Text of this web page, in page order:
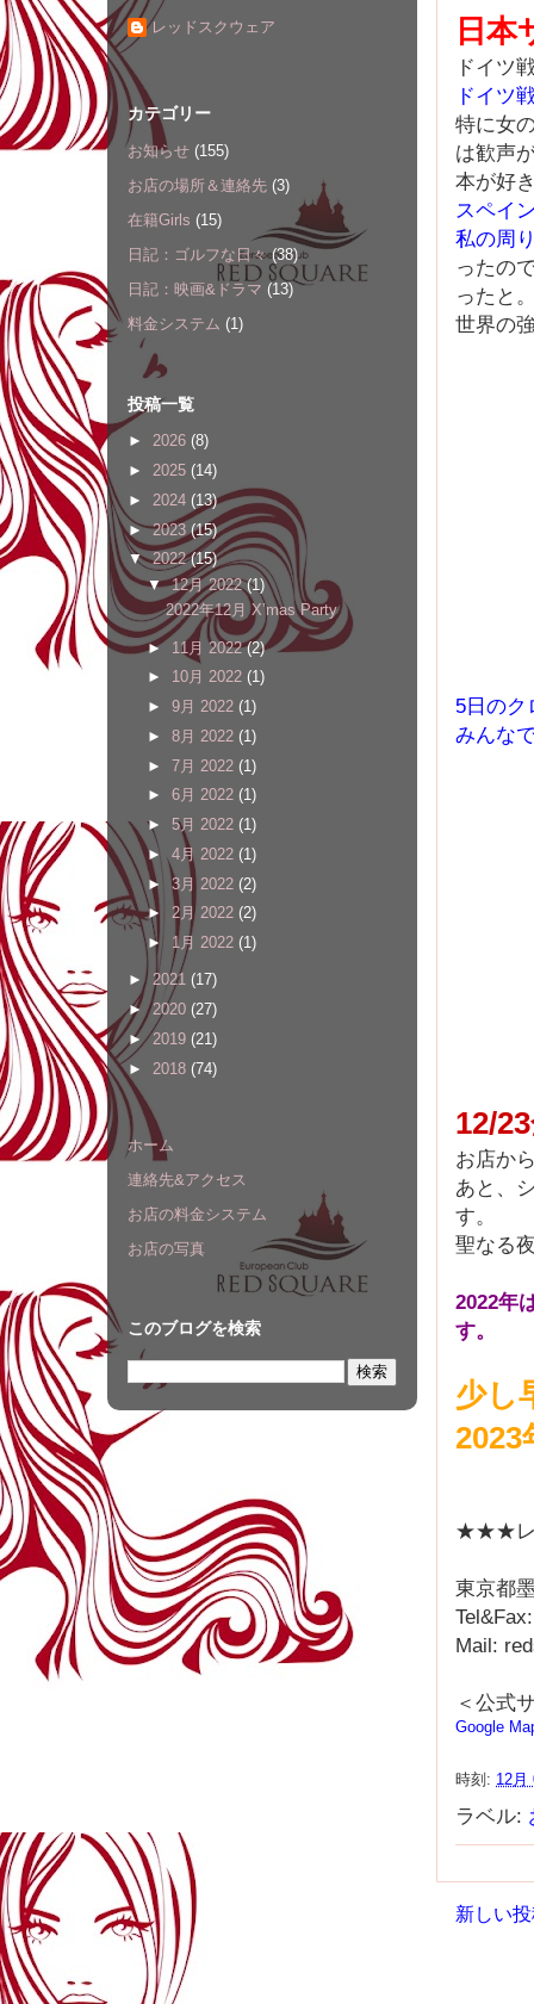
日本
ドイツ
ドイツ
特に女
は歓声
本が好
スペイ
私の周
ったの
ったと
世界の
5日のク
みんな
12/
お店か
あと、
す。
聖なる
2022年
す。
少し
2023
★★★レ
東京都
Mail:
＜公式
Google
時刻: 12月
ラベル:
新しい
レッドスクウェア
カテゴリー
お知らせ (155)
お店の場所＆連絡先 (3)
在籍Girls (15)
日記：ゴルフな日々 (38)
日記：映画&ドラマ (13)
料金システム (1)
投稿一覧
► 2026 (8)
► 2025 (14)
► 2024 (13)
►2023(15)
▼2022(15)
▼12月 2022(1)
2022年12月 X’mas Party
► 11月 2022(2)
► 10月 2022 (1)
► 9月 2022 (1)
► 8月 2022 (1)
► 7月 2022 (1)
► 6月 2022 (1)
► 5月 2022 (1)
► 4月 2022 (1)
►3月 2022 (2)
► 2月 2022 (2)
► 1月 2022 (1)
► 2021 (17)
►2020 (27)
►2019 (21)
► 2018 (74)
ホーム
連絡先&アクセス
お店の料金システム
お店の写真
このブログを検索